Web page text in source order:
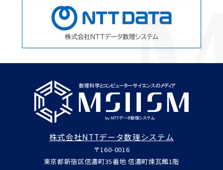
株式会社NTTデータ数理システム
〒160-0016
東京都新宿区信濃町35番地 信濃町煉瓦館1階